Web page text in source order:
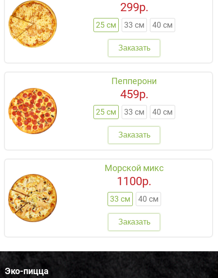
25 см 33 см 40 см
299р.
Заказать
Пепперони
25 см 33 см 40 см
459р.
Заказать
Морской микс
33 см 40 см
1100р.
Заказать
Эко-пицца